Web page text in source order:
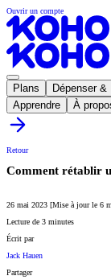
Ouvrir un compte
Plans Dépenser &
Apprendre
À
Retour
Comment rétablir
26 mai 2023 [Mise à jour le 6
Lecture de 3 minutes
Écrit par
Jack Hauen
Partager